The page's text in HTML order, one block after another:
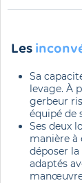
Les
Sa
levage. À
gerbeur
équipé de
Ses deux
manière à
déposer
adaptés